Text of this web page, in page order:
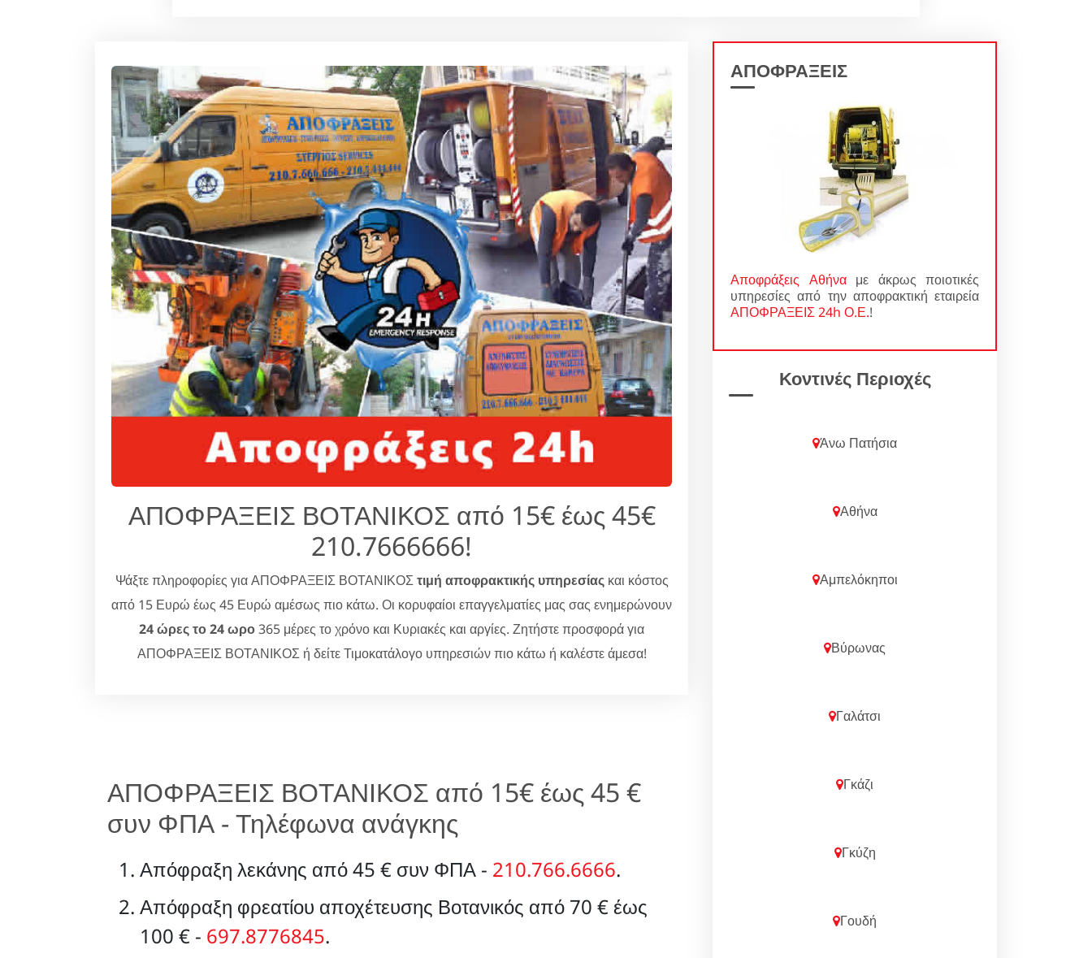
ΑΠΟΦΡΑΞΕΙΣ ΒΟΤΑΝΙΚΟΣ από 15€ έως 45€
210.7666666!
Ψάξτε πληροφορίες για ΑΠΟΦΡΑΞΕΙΣ ΒΟΤΑΝΙΚΟΣτιμή αποφρακτικής υπηρεσίαςκαι κόστος
από 15 Ευρώ έως 45 Ευρώ αμέσως πιο κάτω. Οι κορυφαίοι επαγγελματίες μας σας ενημερώνουν
24 ώρες το 24 ωρο365 μέρες το χρόνο και Κυριακές και αργίες. Ζητήστε προσφορά για
ΑΠΟΦΡΑΞΕΙΣ ΒΟΤΑΝΙΚΟΣ ή δείτε Τιμοκατάλογο υπηρεσιών πιο κάτω ή καλέστε άμεσα!
ΑΠΟΦΡΑΞΕΙΣ ΒΟΤΑΝΙΚΟΣ από 15€ έως 45 €
συν ΦΠΑ - Τηλέφωνα ανάγκης
Απόφραξη λεκάνης από 45 € συν ΦΠΑ - 210.766.6666.
Απόφραξη φρεατίου αποχέτευσης Βοτανικός από 70 € έως
100 € - 697.8776845.
ΑΠΟΦΡΑΞΕΙΣ
Αποφράξεις Αθήναμε άκρως ποιοτικές
υπηρεσίες από την αποφρακτική εταιρεία
ΑΠΟΦΡΑΞΕΙΣ 24h Ο.Ε.!
Κοντινές Περιοχές
Άνω Πατήσια
Αθήνα
Αμπελόκηποι
Βύρωνας
Γαλάτσι
Γκάζι
Γκύζη
Γουδή